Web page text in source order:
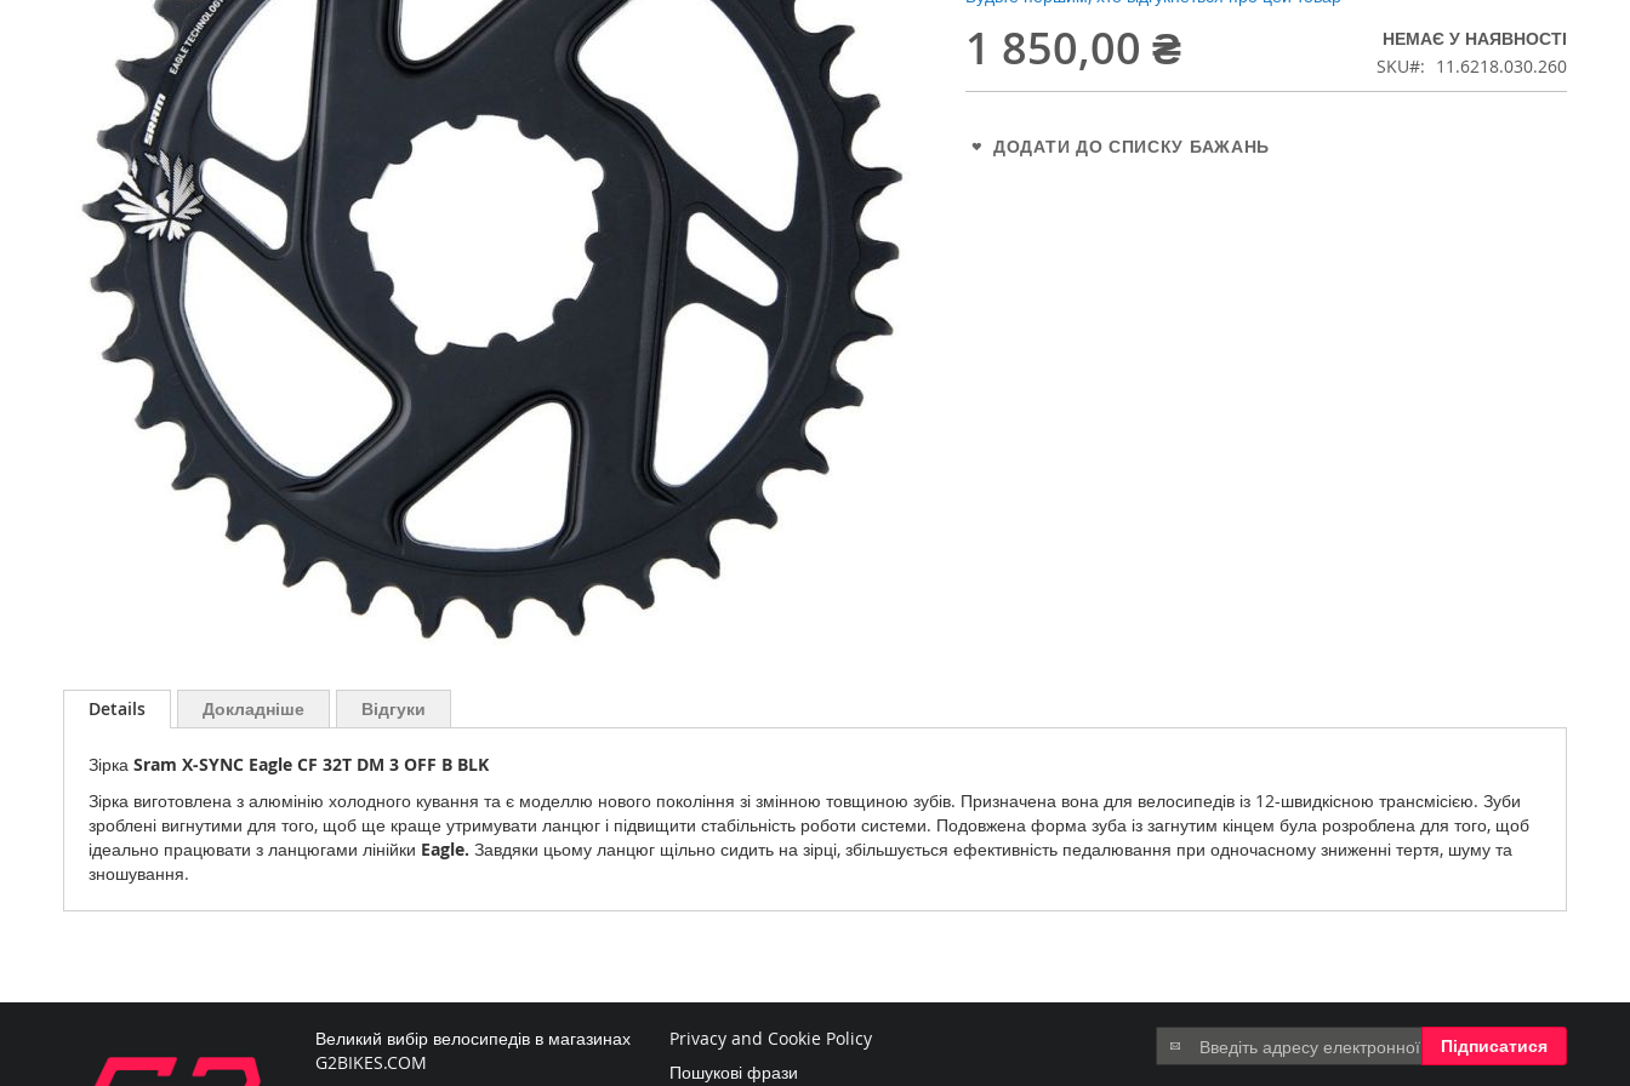
до
початку
зображень
1 850,00 ₴
НЕМАЄ У НАЯВНОСТІ
SKU
11.6218.030.260
ДОДАТИ ДО СПИСКУ БАЖАНЬ
Details
Зірка Sram X-SYNC Eagle CF 32T DM 3 OFF B BLK
Зірка виготовлена з алюмінію холодного кування та є моделлю нового покоління зі змінною товщиною зубів. Призначена вона для велосипедів із 12-швидкісною трансмісією. Зуби
зроблені вигнутими для того, щоб ще краще утримувати ланцюг і підвищити стабільність роботи системи. Подовжена форма зуба із загнутим кінцем була розроблена для того, щоб
ідеально працювати з ланцюгами лінійки Eagle. Завдяки цьому ланцюг щільно сидить на зірці, збільшується ефективність педалювання при одночасному зниженні тертя, шуму та
зношування.
Докладніше Відгуки
Підпишіться
на
Підписатися
Великий вибір велосипедів в магазинах
G2BIKES.COM
Privacy and Cookie Policy
Пошукові фрази